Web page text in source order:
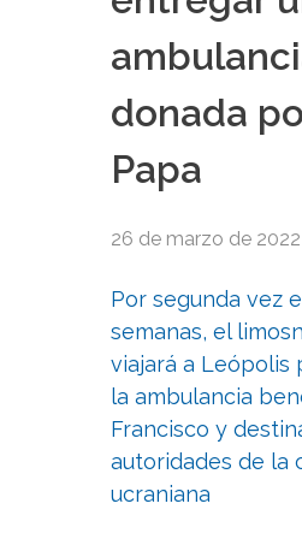
donada
Papa
26 de marzo de 2022
Por segunda vez
semanas, el
viajará a Leópolis
la ambulancia
Francisco y
autoridades de la
ucraniana